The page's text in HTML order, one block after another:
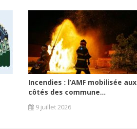
Incendies : l’AMF mobilisée aux
côtés des commune...
9 juillet 2026